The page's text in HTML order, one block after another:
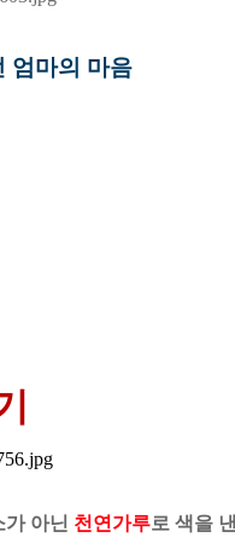
엄마의 마음
가 아닌 천연가루로 색을 낸